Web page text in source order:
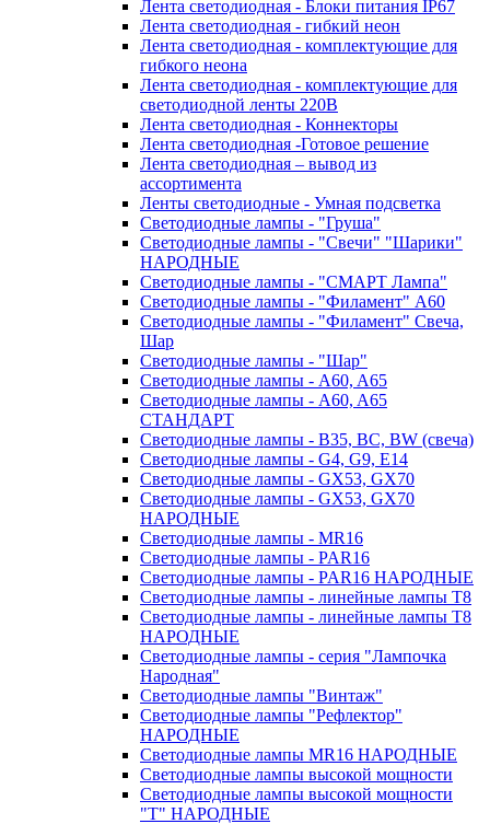
Лента светодиодная - Блоки питания IP67
Лента светодиодная - гибкий неон
Лента светодиодная - комплектующие для
гибкого неона
Лента светодиодная - комплектующие для
светодиодной ленты 220В
Лента светодиодная - Коннекторы
Лента светодиодная -Готовое решение
Лента светодиодная – вывод из
ассортимента
Ленты светодиодные - Умная подсветка
Светодиодные лампы - "Груша"
Светодиодные лампы - "Свечи" "Шарики"
НАРОДНЫЕ
Светодиодные лампы - "СМАРТ Лампа"
Светодиодные лампы - "Филамент" A60
Светодиодные лампы - "Филамент" Свеча,
Шар
Светодиодные лампы - "Шар"
Светодиодные лампы - A60, A65
Светодиодные лампы - A60, A65
СТАНДАРТ
Светодиодные лампы - B35, BC, BW (свеча)
Светодиодные лампы - G4, G9, Е14
Светодиодные лампы - GX53, GX70
Светодиодные лампы - GX53, GX70
НАРОДНЫЕ
Светодиодные лампы - MR16
Светодиодные лампы - PAR16
Светодиодные лампы - PAR16 НАРОДНЫЕ
Светодиодные лампы - линейные лампы T8
Светодиодные лампы - линейные лампы T8
НАРОДНЫЕ
Светодиодные лампы - серия "Лампочка
Народная"
Светодиодные лампы "Винтаж"
Светодиодные лампы "Рефлектор"
НАРОДНЫЕ
Светодиодные лампы MR16 НАРОДНЫЕ
Светодиодные лампы высокой мощности
Светодиодные лампы высокой мощности
"Т" НАРОДНЫЕ